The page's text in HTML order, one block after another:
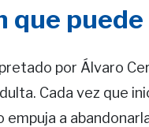
que
por Álvaro
Cada vez que
empuja a